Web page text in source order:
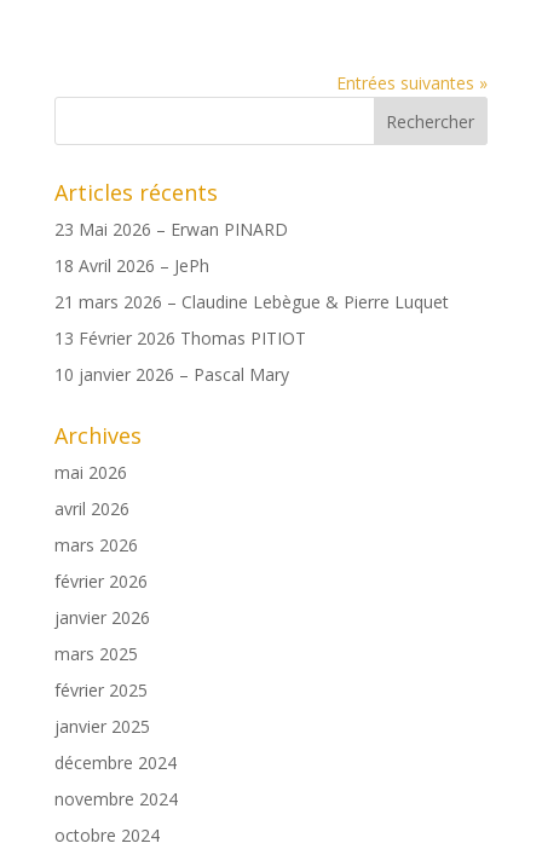
Entrées suivantes »
Articles récents
23 Mai 2026 – Erwan PINARD
18 Avril 2026 – JePh
21 mars 2026 – Claudine Lebègue & Pierre Luquet
13 Février 2026 Thomas PITIOT
10 janvier 2026 – Pascal Mary
Archives
mai 2026
avril 2026
mars 2026
février 2026
janvier 2026
mars 2025
février 2025
janvier 2025
décembre 2024
novembre 2024
octobre 2024